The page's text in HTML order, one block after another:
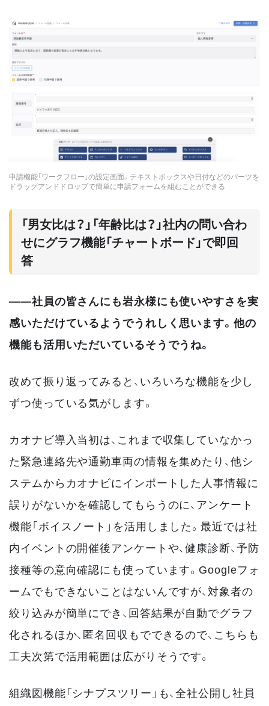
申請機能「ワークフロー」の設定画面。テキストボックスや日付などのパーツを
ドラッグアンドドロップで簡単に申請フォームを組むことができる
「男女比は？」「年齢比は？」社内の問い合わ
せにグラフ機能「チャートボード」で即回
答
――社員の皆さんにも岩永様にも使いやすさを実
感いただけているようでうれしく思います。他の
機能も活用いただいているそうでうね。
改めて振り返ってみると、いろいろな機能を少し
ずつ使っている気がします。
カオナビ導入当初は、これまで収集していなかっ
た緊急連絡先や通勤車両の情報を集めたり、他シ
ステムからカオナビにインポートした人事情報に
誤りがないかを確認してもらうのに、アンケート
機能「ボイスノート」を活用しました。最近では社
内イベントの開催後アンケートや、健康診断、予防
接種等の意向確認にも使っています。Googleフォ
ームでもできないことはないんですが、対象者の
絞り込みが簡単にでき、回答結果が自動でグラフ
化されるほか、匿名回収もでできるので、こちらも
工夫次第で活用範囲は広がりそうです。
組織図機能「シナプスツリー」も、全社公開し社員